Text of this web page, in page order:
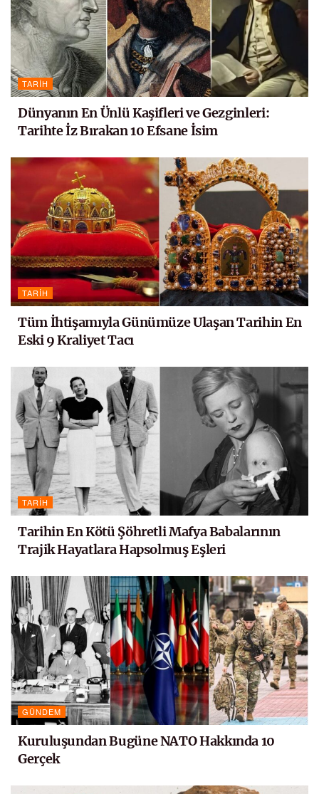
TARIH
Dünyanın En Ünlü Kaşifleri ve Gezginleri:
Tarihte İz Bırakan 10 Efsane İsim
TARIH
Tüm İhtişamıyla Günümüze Ulaşan Tarihin En
Eski 9 Kraliyet Tacı
TARIH
Tarihin En Kötü Şöhretli Mafya Babalarının
Trajik Hayatlara Hapsolmuş Eşleri
GÜNDEM
Kuruluşundan Bugüne NATO Hakkında 10
Gerçek